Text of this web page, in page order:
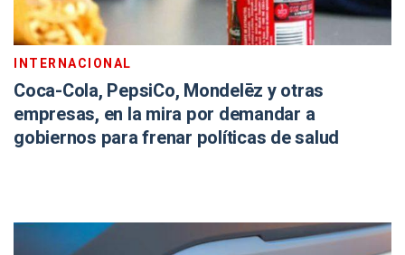
INTERNACIONAL
Coca-Cola, PepsiCo, Mondelēz y otras
empresas, en la mira por demandar a
gobiernos para frenar políticas de salud